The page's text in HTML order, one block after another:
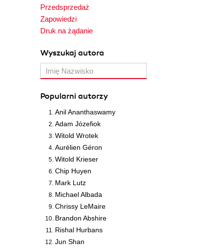
Przedsprzedaż
Zapowiedzi
Druk na żądanie
Wyszukaj autora
Popularni autorzy
Anil Ananthaswamy
Adam Józefiok
Witold Wrotek
Aurélien Géron
Witold Krieser
Chip Huyen
Mark Lutz
Michael Albada
Chrissy LeMaire
Brandon Abshire
Rishal Hurbans
Jun Shan